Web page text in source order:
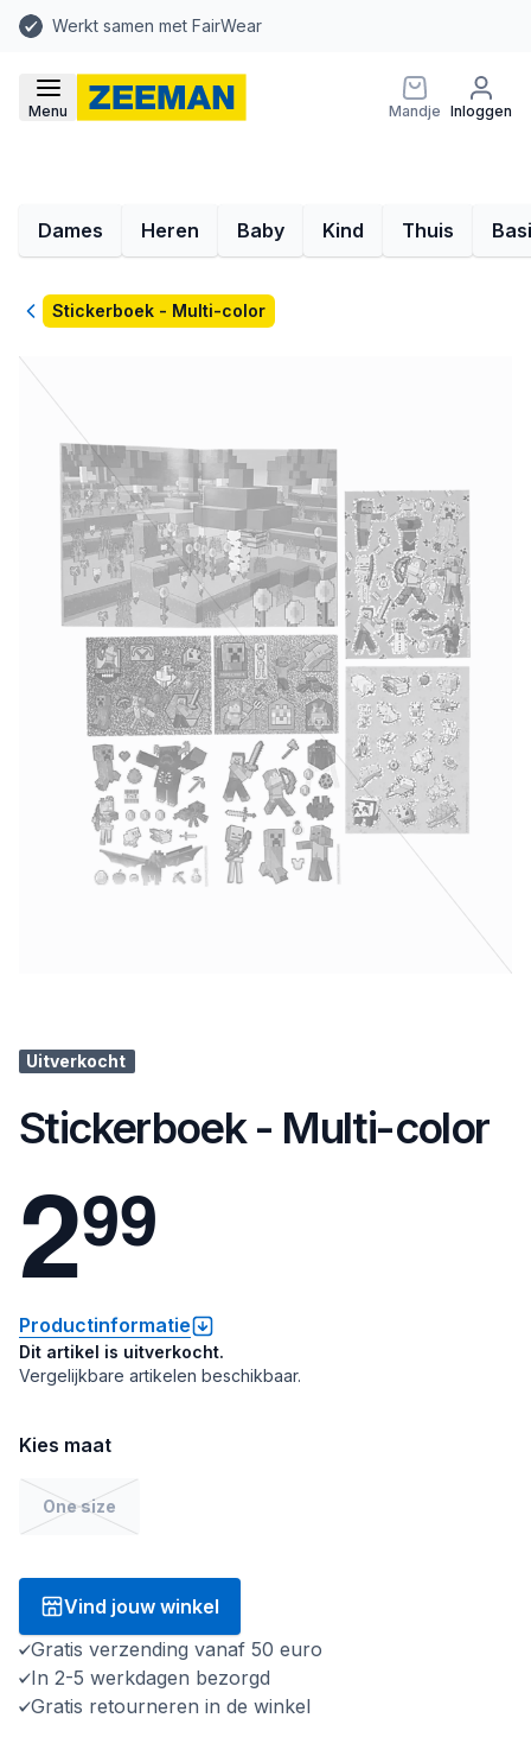
Werkt samen met FairWear
Menu Mandje Inloggen
Dames Heren Baby Kind Thuis
TerugStickerboek - Multi-color
Uitverkocht
Stickerboek - Multi-color
299
Productinformatie
Dit artikel is uitverkocht.
Vergelijkbare artikelen beschikbaar.
Kies maat
One size
Vind jouw winkel
Gratis verzending vanaf 50 euro
In 2-5 werkdagen bezorgd
Gratis retourneren in de winkel